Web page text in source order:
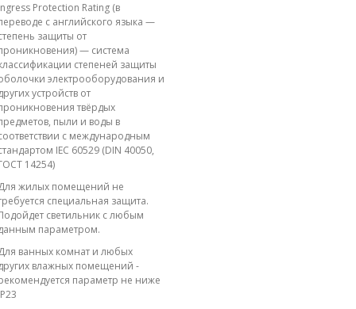
Protection Rating (в
с английского языка —
защиты от
— система
степеней защиты
электрооборудования и
устройств от
твёрдых
пыли и воды в
с международным
IEC 60529 (DIN 40050,
14254)
жилых помещений не
специальная защита.
светильник с любым
параметром.
ванных комнат и любых
влажных помещений -
параметр не ниже